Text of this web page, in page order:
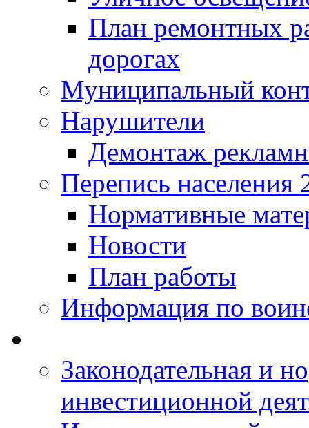
План ремонтных
дорогах
Муниципальный
Нарушители
Демонтаж
Перепись населения
Нормативные
Новости
План работы
Информация по
Законодательная и
инвестиционной